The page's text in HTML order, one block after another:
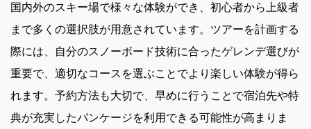
国内外のスキー場で様々な体験ができ、初心者から上級者
まで多くの選択肢が用意されています。ツアーを計画する
際には、自分のスノーボード技術に合ったゲレンデ選びが
重要で、適切なコースを選ぶことでより楽しい体験が得ら
れます。予約方法も大切で、早めに行うことで宿泊先や特
典が充実したパンケージを利用できる可能性が高まりま